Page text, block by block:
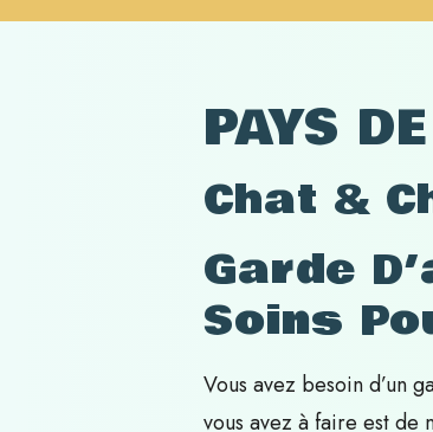
PAYS
Chat &
Garde
Soins
Vous avez besoin d’un
vous avez à faire est de